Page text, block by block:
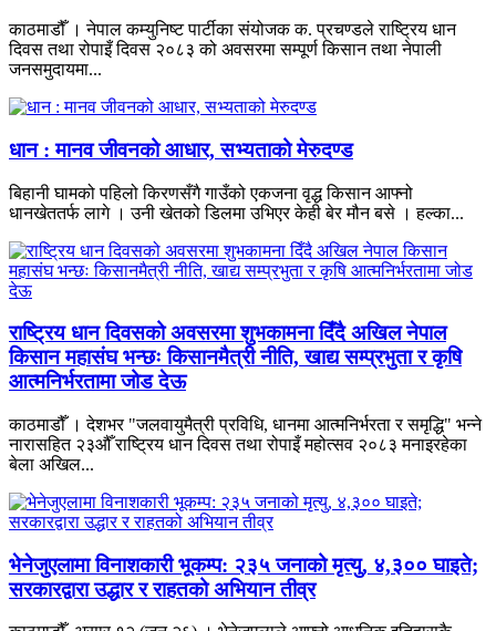
काठमाडौँ । नेपाल कम्युनिष्ट पार्टीका संयोजक क. प्रचण्डले राष्ट्रिय धान
दिवस तथा रोपाइँ दिवस २०८३ को अवसरमा सम्पूर्ण किसान तथा नेपाली
जनसमुदायमा...
धान : मानव जीवनको आधार, सभ्यताको मेरुदण्ड
बिहानी घामको पहिलो किरणसँगै गाउँको एकजना वृद्ध किसान आफ्नो
धानखेततर्फ लागे । उनी खेतको डिलमा उभिएर केही बेर मौन बसे । हल्का...
राष्ट्रिय धान दिवसको अवसरमा शुभकामना दिँदै अखिल नेपाल
किसान महासंघ भन्छः किसानमैत्री नीति, खाद्य सम्प्रभुता र कृषि
आत्मनिर्भरतामा जोड देऊ
काठमाडौँ । देशभर "जलवायुमैत्री प्रविधि, धानमा आत्मनिर्भरता र समृद्धि" भन्ने
नारासहित २३औँ राष्ट्रिय धान दिवस तथा रोपाइँ महोत्सव २०८३ मनाइरहेका
बेला अखिल...
भेनेजुएलामा विनाशकारी भूकम्प: २३५ जनाको मृत्यु, ४,३०० घाइते;
सरकारद्वारा उद्धार र राहतको अभियान तीव्र